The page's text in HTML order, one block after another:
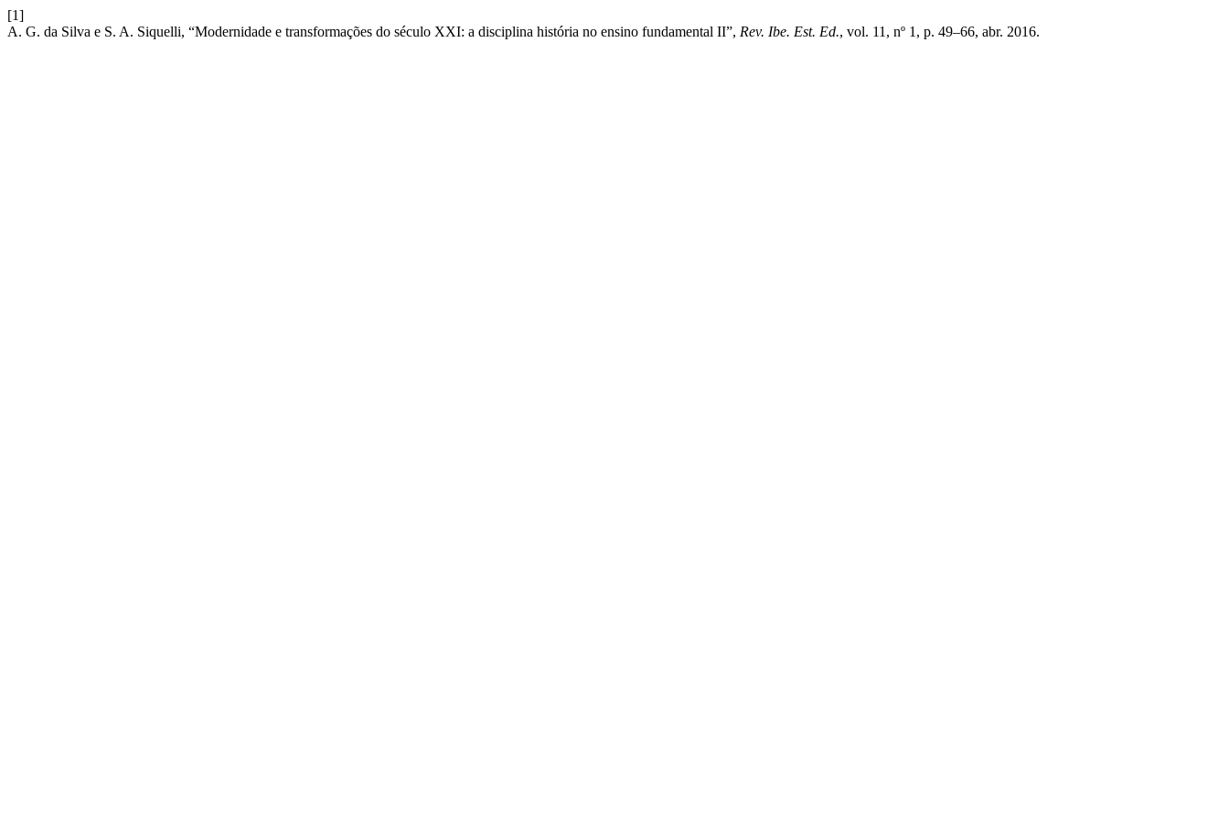
[1]
A. G. da Silva e S. A. Siquelli, “Modernidade e transformações do século XXI: a disciplina história no ensino fundamental II”, Rev. Ibe. Est. Ed., vol. 11, nº 1, p. 49–66, abr. 2016.